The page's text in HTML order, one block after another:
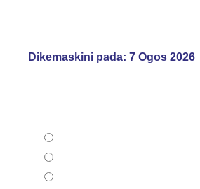
Dikemaskini pada: 7 Ogos 2026